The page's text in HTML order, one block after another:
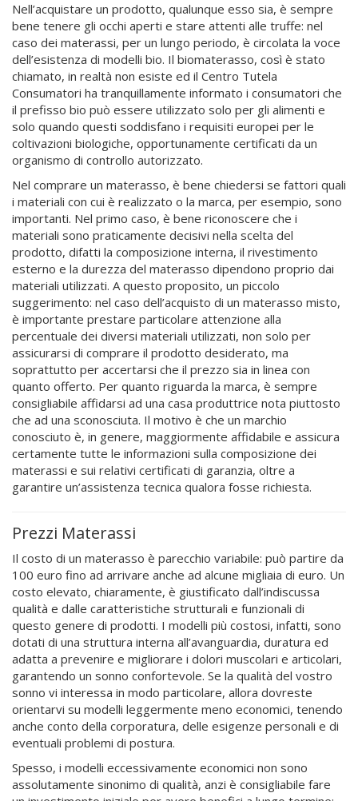
Nell’acquistare un prodotto, qualunque esso sia, è sempre
bene tenere gli occhi aperti e stare attenti alle truffe: nel
caso dei materassi, per un lungo periodo, è circolata la voce
dell’esistenza di modelli bio. Il biomaterasso, così è stato
chiamato, in realtà non esiste ed il Centro Tutela
Consumatori ha tranquillamente informato i consumatori che
il prefisso bio può essere utilizzato solo per gli alimenti e
solo quando questi soddisfano i requisiti europei per le
coltivazioni biologiche, opportunamente certificati da un
organismo di controllo autorizzato.
Nel comprare un materasso, è bene chiedersi se fattori quali
i materiali con cui è realizzato o la marca, per esempio, sono
importanti. Nel primo caso, è bene riconoscere che i
materiali sono praticamente decisivi nella scelta del
prodotto, difatti la composizione interna, il rivestimento
esterno e la durezza del materasso dipendono proprio dai
materiali utilizzati. A questo proposito, un piccolo
suggerimento: nel caso dell’acquisto di un materasso misto,
è importante prestare particolare attenzione alla
percentuale dei diversi materiali utilizzati, non solo per
assicurarsi di comprare il prodotto desiderato, ma
soprattutto per accertarsi che il prezzo sia in linea con
quanto offerto. Per quanto riguarda la marca, è sempre
consigliabile affidarsi ad una casa produttrice nota piuttosto
che ad una sconosciuta. Il motivo è che un marchio
conosciuto è, in genere, maggiormente affidabile e assicura
certamente tutte le informazioni sulla composizione dei
materassi e sui relativi certificati di garanzia, oltre a
garantire un’assistenza tecnica qualora fosse richiesta.
Prezzi Materassi
Il costo di un materasso è parecchio variabile: può partire da
100 euro fino ad arrivare anche ad alcune migliaia di euro. Un
costo elevato, chiaramente, è giustificato dall’indiscussa
qualità e dalle caratteristiche strutturali e funzionali di
questo genere di prodotti. I modelli più costosi, infatti, sono
dotati di una struttura interna all’avanguardia, duratura ed
adatta a prevenire e migliorare i dolori muscolari e articolari,
garantendo un sonno confortevole. Se la qualità del vostro
sonno vi interessa in modo particolare, allora dovreste
orientarvi su modelli leggermente meno economici, tenendo
anche conto della corporatura, delle esigenze personali e di
eventuali problemi di postura.
Spesso, i modelli eccessivamente economici non sono
assolutamente sinonimo di qualità, anzi è consigliabile fare